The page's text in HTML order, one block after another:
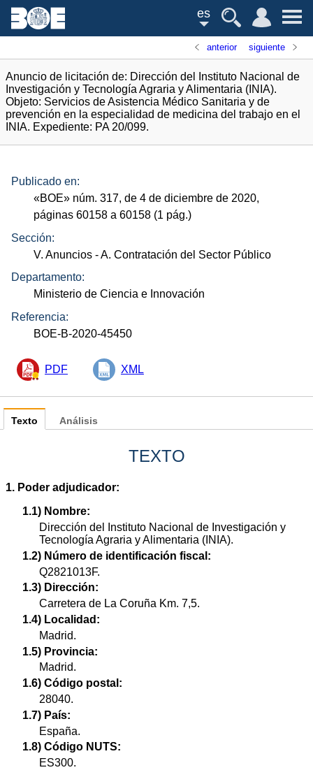
es
anterior siguiente
Anuncio de licitación de: Dirección del Instituto Nacional de
Investigación y Tecnología Agraria y Alimentaria (INIA).
Objeto: Servicios de Asistencia Médico Sanitaria y de
prevención en la especialidad de medicina del trabajo en el
INIA. Expediente: PA 20/099.
Publicado en:
«BOE» núm. 317, de 4 de diciembre de 2020,
páginas 60158 a 60158 (1 pág.)
Sección:
V. Anuncios - A. Contratación del Sector Público
Departamento:
Ministerio de Ciencia e Innovación
Referencia:
BOE-B-2020-45450
PDF XML
Texto
TEXTO
1. Poder adjudicador:
1.1) Nombre:
Dirección del Instituto Nacional de Investigación y
Tecnología Agraria y Alimentaria (INIA).
1.2) Número de identificación fiscal:
Q2821013F.
1.3) Dirección:
Carretera de La Coruña Km. 7,5.
1.4) Localidad:
Madrid.
1.5) Provincia:
Madrid.
1.6) Código postal:
28040.
1.7) País:
España.
1.8) Código NUTS:
ES300.
Análisis